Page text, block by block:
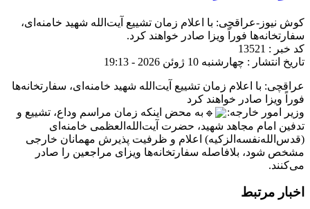
کوش نیوز-عراقچی: با اعلام زمان تشییع آیت‌الله شهید خامنه‌ای،
سفارتخانه‌ها فوراً ویزا صادر خواهند کرد.
کد خبر : 13521
تاریخ انتشار : چهارشنبه 10 ژوئن 2026 - 19:13
عراقچی: با اعلام زمان تشییع آیت‌الله شهید خامنه‌ای، سفارتخانه‌ها
فوراً ویزا صادر خواهند کرد
وزیر امور خارجه:
به محض اینکه زمان مراسم وداع، تشییع و
تدفین امام مجاهد شهید، حضرت آیت‌الله‌العظمی خامنه‌ای
(قدس‌الله‌نفسه‌الزکیه) اعلام و ظرفیت پذیرش مهمانان خارجی
مشخص شود، بلافاصله سفارتخانه‌ها ویزای مراجعین را صادر
می‌کنند.
اخبار مرتبط